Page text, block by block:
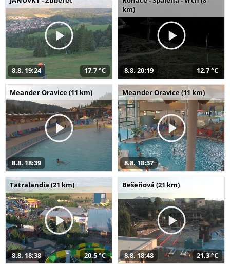
8.8. 19:24 17,7 °C
km)
8.8. 20:19 12,7 °C
Meander Oravice (11 km)
8.8. 18:39
Meander Oravice (11 km)
8.8. 18:37
Tatralandia (21 km)
8.8. 18:38 20,5 °C
Bešeňová (21 km)
8.8. 18:48 21,3 °C